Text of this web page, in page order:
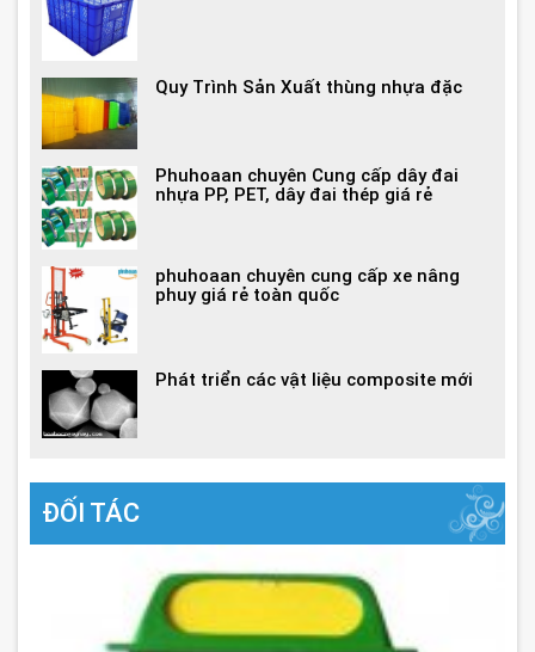
Quy Trình Sản Xuất thùng nhựa đặc
Phuhoaan chuyên Cung cấp dây đai
nhựa PP, PET, dây đai thép giá rẻ
phuhoaan chuyên cung cấp xe nâng
phuy giá rẻ toàn quốc
Phát triển các vật liệu composite mới
ĐỐI TÁC